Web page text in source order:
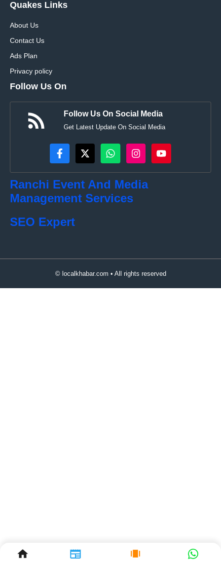
Quakes Links
About Us
Contact Us
Ads Plan
Privacy policy
Follow Us On
Follow Us On Social Media
Get Latest Update On Social Media
Ranchi Event And Media
Management Services
SEO Expert
© localkhabar.com • All rights reserved